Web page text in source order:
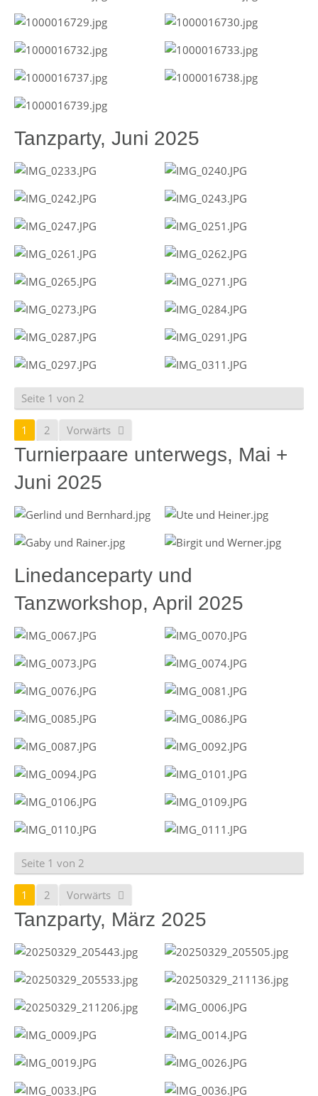
Tanzparty, Juni 2025
Seite 1 von 2
1 2 Vorwärts
Turnierpaare unterwegs, Mai +
Juni 2025
Linedanceparty und
Tanzworkshop, April 2025
Seite 1 von 2
1 2 Vorwärts
Tanzparty, März 2025